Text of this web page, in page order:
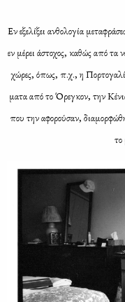
Εν εξε­λί­ξει αν­θο­λο­γία
εν μέ­ρει άστο­χος, κα­θώς από τα
χώ­ρες, όπως, π.χ., η
μα­τα από το Όρε­γκον, την
που την αφο­ρού­σαν,
το